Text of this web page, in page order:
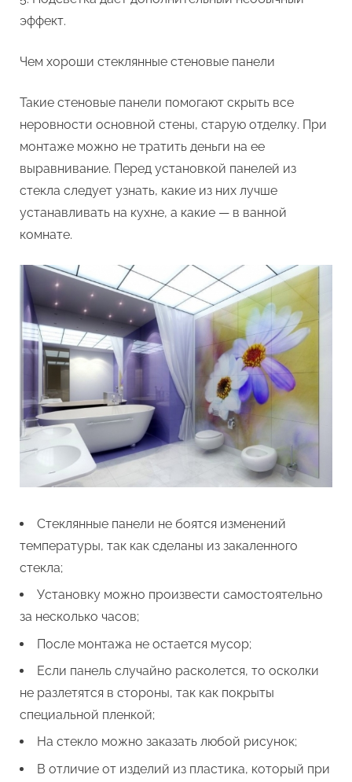
эффект.
Чем хороши стеклянные стеновые панели
Такие стеновые панели помогают скрыть все
неровности основной стены, старую отделку. При
монтаже можно не тратить деньги на ее
выравнивание. Перед установкой панелей из
стекла следует узнать, какие из них лучше
устанавливать на кухне, а какие — в ванной
комнате.
Стеклянные панели не боятся изменений
температуры, так как сделаны из закаленного
стекла;
Установку можно произвести самостоятельно
за несколько часов;
После монтажа не остается мусор;
Если панель случайно расколется, то осколки
не разлетятся в стороны, так как покрыты
специальной пленкой;
На стекло можно заказать любой рисунок;
В отличие от изделий из пластика, который при